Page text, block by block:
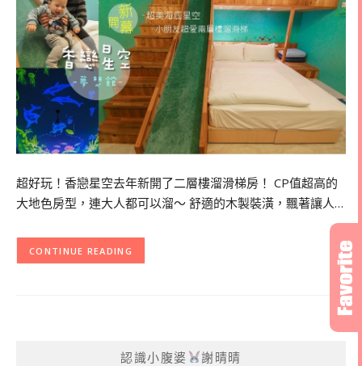
超好玩！香戀星空去年新開了二層樓溜滑梯房！ CP值超高的
大地色房型，連大人都可以溜～ 舒適的木製裝潢，飄著讓人…
CONTINUE READING
認識小腹婆 謝晴晴